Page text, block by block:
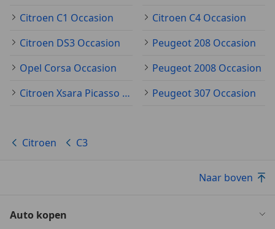
Citroen C1 Occasion
Citroen C4 Occasion
Citroen DS3 Occasion
Peugeot 208 Occasion
Opel Corsa Occasion
Peugeot 2008 Occasion
Citroen Xsara Picasso Occasion
Peugeot 307 Occasion
Citroen C3
Naar boven
Auto kopen